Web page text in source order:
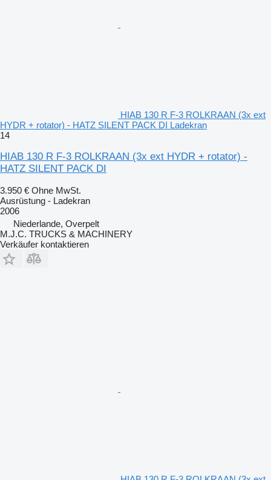
HIAB 130 R F-3 ROLKRAAN (3x ext
HYDR + rotator) - HATZ SILENT PACK DI Ladekran
14
HIAB 130 R F-3 ROLKRAAN (3x ext HYDR + rotator) -
HATZ SILENT PACK DI
3.950 € Ohne MwSt.
Ausrüstung - Ladekran
2006
Niederlande, Overpelt
M.J.C. TRUCKS & MACHINERY
Verkäufer kontaktieren